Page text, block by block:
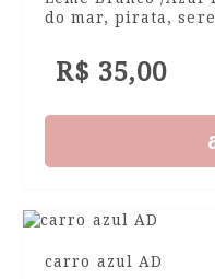
do mar, pirata,
R$ 35,00
carro azul AD